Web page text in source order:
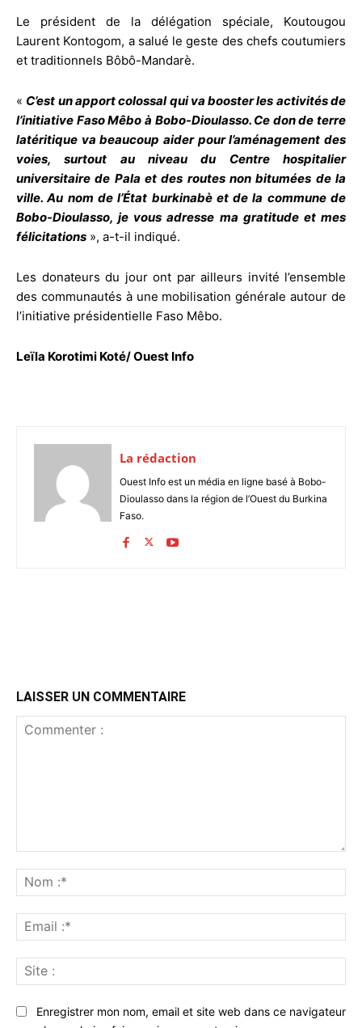
Le président de la délégation spéciale, Koutougou
Laurent Kontogom, a salué le geste des chefs coutumiers
et traditionnels Bôbô-Mandarè.
« C’est un apport colossal qui va booster les activités de
l’initiative Faso Mêbo à Bobo-Dioulasso. Ce don de terre
latéritique va beaucoup aider pour l’aménagement des
voies, surtout au niveau du Centre hospitalier
universitaire de Pala et des routes non bitumées de la
ville. Au nom de l’État burkinabè et de la commune de
Bobo-Dioulasso, je vous adresse ma gratitude et mes
félicitations », a-t-il indiqué.
Les donateurs du jour ont par ailleurs invité l’ensemble
des communautés à une mobilisation générale autour de
l’initiative présidentielle Faso Mêbo.
Leïla Korotimi Koté/ Ouest Info
La rédaction
Ouest Info est un média en ligne basé à Bobo-
Dioulasso dans la région de l’Ouest du Burkina
Faso.
LAISSER UN COMMENTAIRE
:*
:*
:
Enregistrer mon nom, email et site web dans ce navigateur